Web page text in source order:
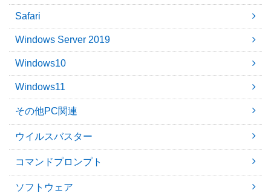
Safari
Windows Server 2019
Windows10
Windows11
その他PC関連
ウイルスバスター
コマンドプロンプト
ソフトウェア